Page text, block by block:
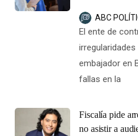
ABC
El ente de
embajador en
fallas en la
Fiscalía pide
no asistir a